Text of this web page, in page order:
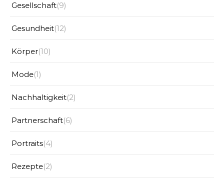
Gesellschaft(9)
Gesundheit(12)
Körper(10)
Mode(1)
Nachhaltigkeit(2)
Partnerschaft(6)
Portraits(4)
Rezepte(2)